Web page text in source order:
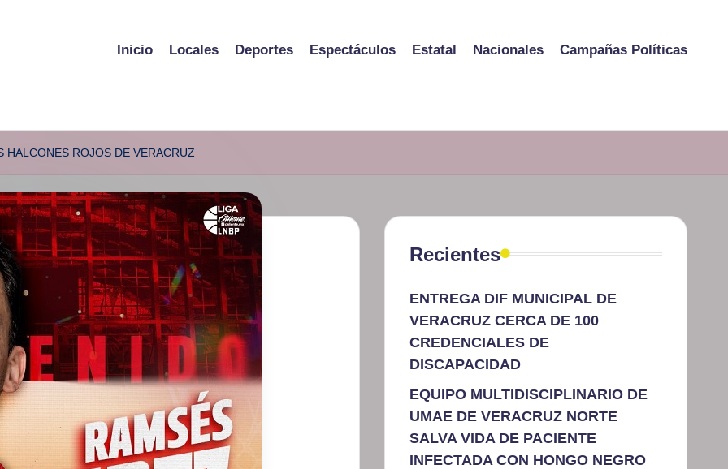
Inicio Locales Deportes Espectáculos Estatal Nacionales Campañas Políticas
HALCONES ROJOS DE VERACRUZ
Recientes
ENTREGA DIF MUNICIPAL DE
VERACRUZ CERCA DE 100
CREDENCIALES DE
DISCAPACIDAD
EQUIPO MULTIDISCIPLINARIO DE
UMAE DE VERACRUZ NORTE
SALVA VIDA DE PACIENTE
INFECTADA CON HONGO NEGRO